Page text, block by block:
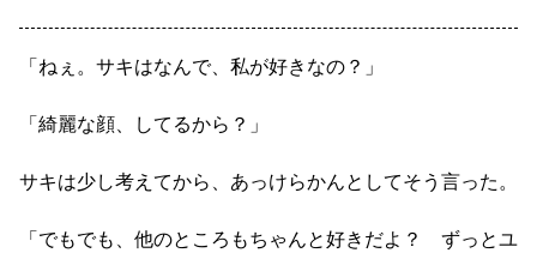
「ねぇ。サキはなんで、私が好きなの？」
「綺麗な顔、してるから？」
サキは少し考えてから、あっけらかんとしてそう言った。
「でもでも、他のところもちゃんと好きだよ？ ずっとユ